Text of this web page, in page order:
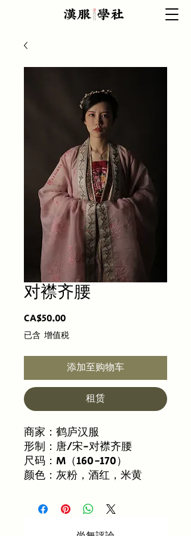
对襟齐腰
CA$50.00價
格
已含 增值税
添加至购物车
租赁
商家：鹤庐汉服
形制：唐/宋-对襟齐腰
尺码：M（160-170）
颜色：灰粉，酒红，米黄